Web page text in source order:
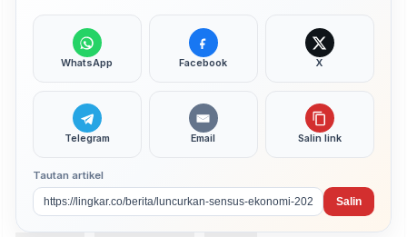
WhatsApp Facebook X
Telegram Email Salin link
Tautan artikel
Salin